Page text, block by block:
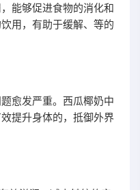
能够促进食物的消化和
用，有助于缓解、等的
愈发严重。西瓜椰奶中
提升身体的，抵御外界